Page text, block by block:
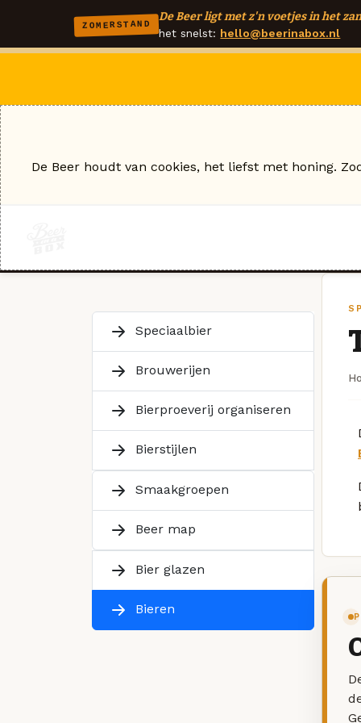
ZOMERSTAND
De Beer ligt met z'n voetjes in het
het snelst: hello@beerinabox.nl
Speciaalbier
Brouwerijen
Bierproeverij organiseren
Bierstijlen
Smaakgroepen
Beer map
Bier glazen
Bieren
De Beer houdt van cookies, het liefst met honing.